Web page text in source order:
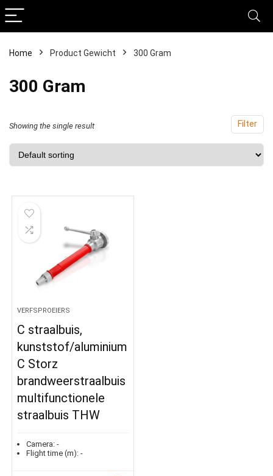
Home Product Gewicht ‎300 Gram
‎300 Gram
Filter
Showing the single result
VERFSPROEIERS
C straalbuis,
kunststof/aluminium
C Storz
brandweerstraalbuis
multifunctionele
straalbuis THW
Camera: -
Flight time (m): -